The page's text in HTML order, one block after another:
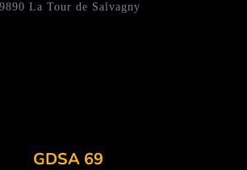
La Tour de Salvagny
GDSA 69